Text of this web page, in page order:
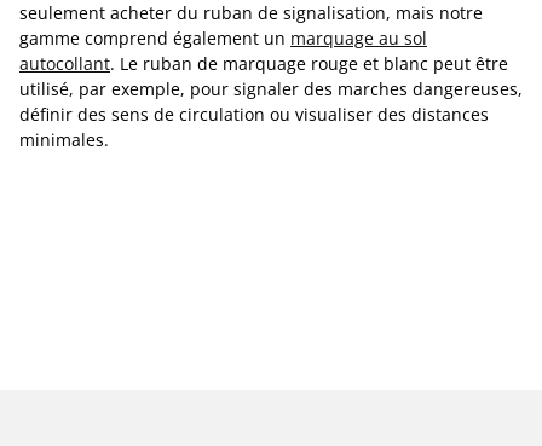
seulement acheter du ruban de signalisation, mais notre
gamme comprend également un marquage au sol
autocollant. Le ruban de marquage rouge et blanc peut être
utilisé, par exemple, pour signaler des marches dangereuses,
définir des sens de circulation ou visualiser des distances
minimales.